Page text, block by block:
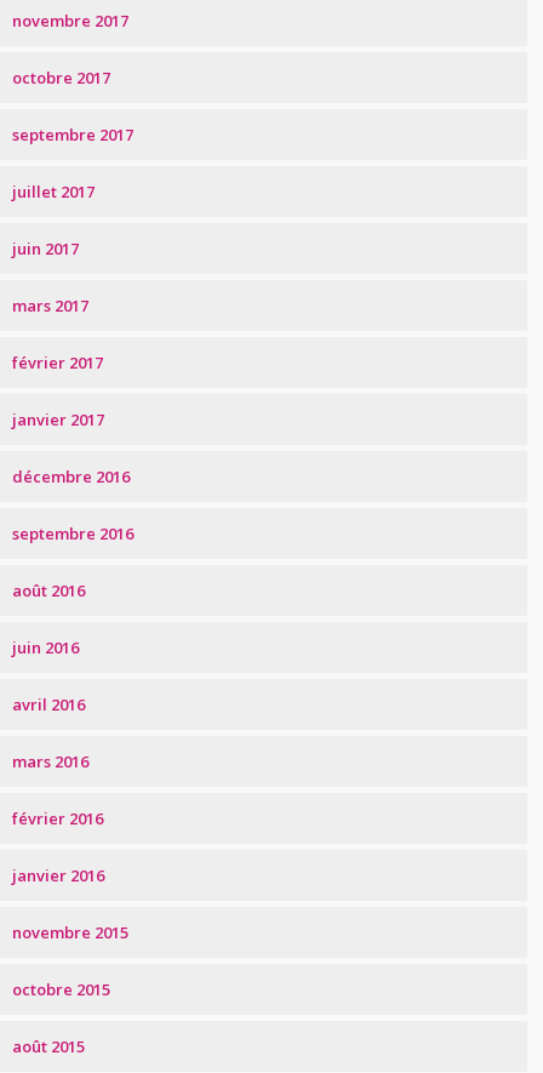
novembre 2017
octobre 2017
septembre 2017
juillet 2017
juin 2017
mars 2017
février 2017
janvier 2017
décembre 2016
septembre 2016
août 2016
juin 2016
avril 2016
mars 2016
février 2016
janvier 2016
novembre 2015
octobre 2015
août 2015